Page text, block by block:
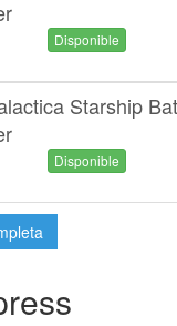
Disponible
Starship
Disponible